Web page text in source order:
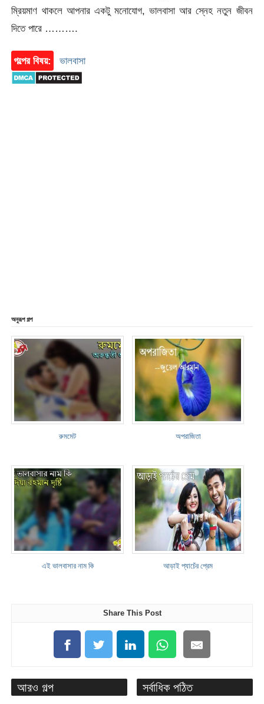
ম্রিয়মাণ থাকলে আপনার একটু মনোযোগ, ভালবাসা আর স্নেহ নতুন জীবন
দিতে পারে ……….
গল্পের বিষয়: ভালবাসা
অনুরূপ গল্প
রুমমেট অপরাজিতা
এই ভালবাসার নাম কি আড়াই প্যাচেঁর প্রেম
Share This Post
আরও গল্প সর্বাধিক পঠিত